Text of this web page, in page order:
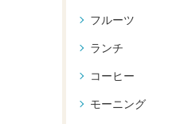
フルーツ
ランチ
コーヒー
モーニング